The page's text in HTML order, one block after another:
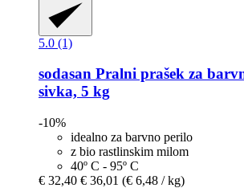
5.0 (1)
sodasan Pralni prašek za
sivka, 5 kg
-10%
idealno za barvno perilo
z bio rastlinskim milom
40º C - 95º C
€ 32,40 € 36,01 (€ 6,48 / kg)